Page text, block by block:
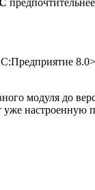
модуля до
уже настроенную